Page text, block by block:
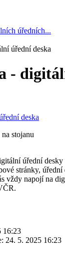
úředních...
úřední deska
-
stojanu
úřední
stránky, úřední
vždy napojí na
16:23
24. 5. 2025 16:23